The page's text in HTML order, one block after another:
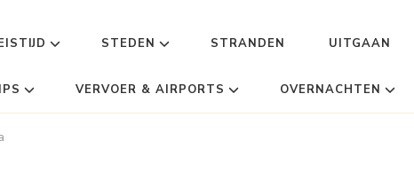
STEDEN STRANDEN UITGAAN
VERVOER & AIRPORTS OVERNACHTEN